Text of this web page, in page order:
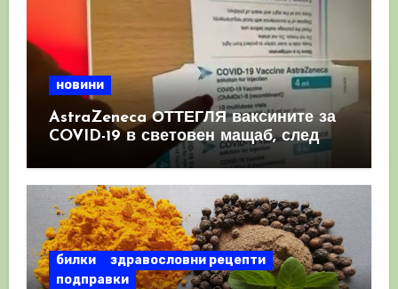
новини
AstraZeneca ОТТЕГЛЯ ваксините за
COVID-19 в световен мащаб, след
като призна, че те причиняват
билки
здравословни рецепти
подправки